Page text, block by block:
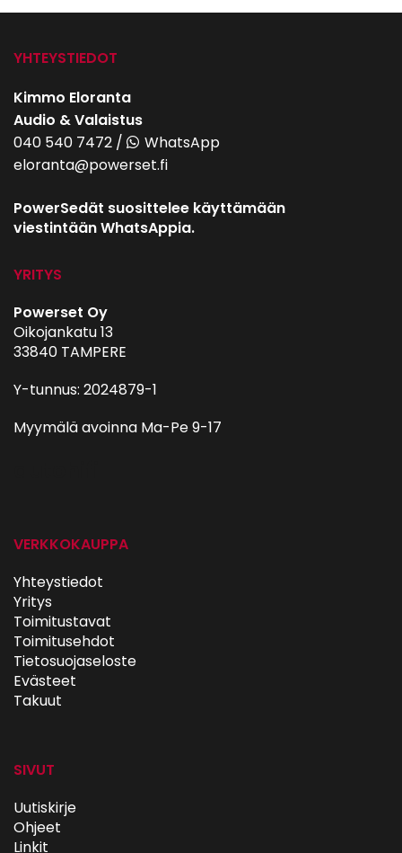
YHTEYSTIEDOT
Kimmo Eloranta
Audio & Valaistus
040 540 7472 /
WhatsApp
eloranta@powerset.fi
PowerSedät suosittelee käyttämään
viestintään WhatsAppia.
YRITYS
Powerset Oy
Oikojankatu 13
33840 TAMPERE
Y-tunnus: 2024879-1
Myymälä avoinna Ma-Pe 9-17
VERKKOKAUPPA
Yhteystiedot
Yritys
Toimitustavat
Toimitusehdot
Tietosuojaseloste
Evästeet
Takuut
SIVUT
Uutiskirje
Ohjeet
Linkit